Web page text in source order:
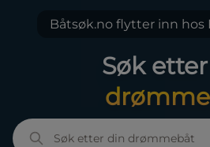
Båtsøk.no flytter inn hos
Søk